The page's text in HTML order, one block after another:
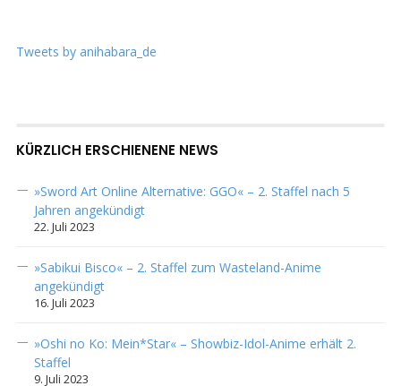
Tweets by anihabara_de
KÜRZLICH ERSCHIENENE NEWS
»Sword Art Online Alternative: GGO« – 2. Staffel nach 5
Jahren angekündigt
22. Juli 2023
»Sabikui Bisco« – 2. Staffel zum Wasteland-Anime
angekündigt
16. Juli 2023
»Oshi no Ko: Mein*Star« – Showbiz-Idol-Anime erhält 2.
Staffel
9. Juli 2023